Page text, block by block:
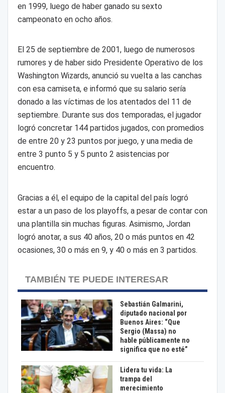
en 1999, luego de haber ganado su sexto
campeonato en ocho años.
El 25 de septiembre de 2001, luego de numerosos
rumores y de haber sido Presidente Operativo de los
Washington Wizards, anunció su vuelta a las canchas
con esa camiseta, e informó que su salario sería
donado a las víctimas de los atentados del 11 de
septiembre. Durante sus dos temporadas, el jugador
logró concretar 144 partidos jugados, con promedios
de entre 20 y 23 puntos por juego, y una media de
entre 3 punto 5 y 5 punto 2 asistencias por
encuentro.
Gracias a él, el equipo de la capital del país logró
estar a un paso de los playoffs, a pesar de contar con
una plantilla sin muchas figuras. Asimismo, Jordan
logró anotar, a sus 40 años, 20 o más puntos en 42
ocasiones, 30 o más en 9, y 40 o más en 3 partidos.
TAMBIÉN TE PUEDE INTERESAR
Sebastián Galmarini,
diputado nacional por
Buenos Aires: “Que
Sergio (Massa) no
hable públicamente no
significa que no esté”
Lidera tu vida: La
trampa del
merecimiento